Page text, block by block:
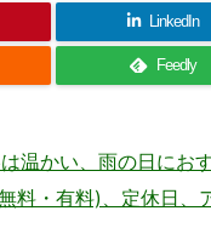
LinkedIn
Feedly
温かい、雨の日にお
・有料)、定休日、